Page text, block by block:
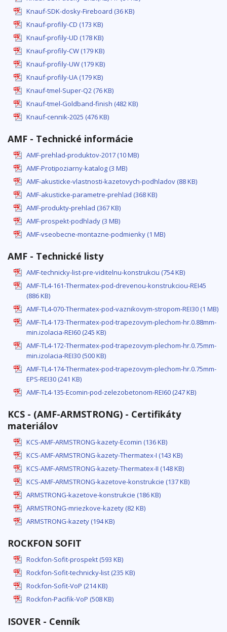
Knauf-SDK-dosky-Fireboard (36 KB)
Knauf-profily-CD (173 KB)
Knauf-profily-UD (178 KB)
Knauf-profily-CW (179 KB)
Knauf-profily-UW (179 KB)
Knauf-profily-UA (179 KB)
Knauf-tmel-Super-Q2 (76 KB)
Knauf-tmel-Goldband-finish (482 KB)
Knauf-cennik-2025 (476 KB)
AMF - Technické informácie
AMF-prehlad-produktov-2017 (10 MB)
AMF-Protipoziarny-katalog (3 MB)
AMF-akusticke-vlastnosti-kazetovych-podhladov (88 KB)
AMF-akusticke-parametre-prehlad (368 KB)
AMF-produkty-prehlad (367 KB)
AMF-prospekt-podhlady (3 MB)
AMF-vseobecne-montazne-podmienky (1 MB)
AMF - Technické listy
AMF-technicky-list-pre-viditelnu-konstrukciu (754 KB)
AMF-TL4-161-Thermatex-pod-drevenou-konstrukciou-REI45
(886 KB)
AMF-TL4-070-Thermatex-pod-vaznikovym-stropom-REI30 (1 MB)
AMF-TL4-173-Thermatex-pod-trapezovym-plechom-hr.0.88mm-
min.izolacia-REI60 (245 KB)
AMF-TL4-172-Thermatex-pod-trapezovym-plechom-hr.0.75mm-
min.izolacia-REI30 (500 KB)
AMF-TL4-174-Thermatex-pod-trapezovym-plechom-hr.0.75mm-
EPS-REI30 (241 KB)
AMF-TL4-135-Ecomin-pod-zelezobetonom-REI60 (247 KB)
KCS - (AMF-ARMSTRONG) - Certifikáty
materiálov
KCS-AMF-ARMSTRONG-kazety-Ecomin (136 KB)
KCS-AMF-ARMSTRONG-kazety-Thermatex-I (143 KB)
KCS-AMF-ARMSTRONG-kazety-Thermatex-II (148 KB)
KCS-AMF-ARMSTRONG-kazetove-konstrukcie (137 KB)
ARMSTRONG-kazetove-konstrukcie (186 KB)
ARMSTRONG-mriezkove-kazety (82 KB)
ARMSTRONG-kazety (194 KB)
ROCKFON SOFIT
Rockfon-Sofit-prospekt (593 KB)
Rockfon-Sofit-technicky-list (235 KB)
Rockfon-Sofit-VoP (214 KB)
Rockfon-Pacifik-VoP (508 KB)
ISOVER - Cenník